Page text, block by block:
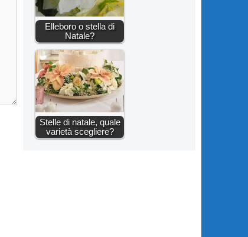
Elleboro o stella di
Natale?
Stelle di natale, quale
varietà scegliere?